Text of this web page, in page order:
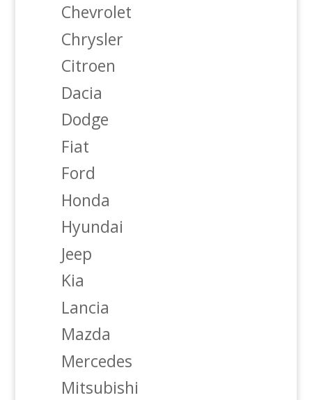
Chevrolet
Chrysler
Citroen
Dacia
Dodge
Fiat
Ford
Honda
Hyundai
Jeep
Kia
Lancia
Mazda
Mercedes
Mitsubishi